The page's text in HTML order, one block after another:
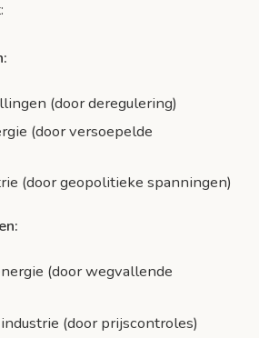
(door deregulering)
(door versoepelde
(door geopolitieke spanningen)
(door wegvallende
(door prijscontroles)